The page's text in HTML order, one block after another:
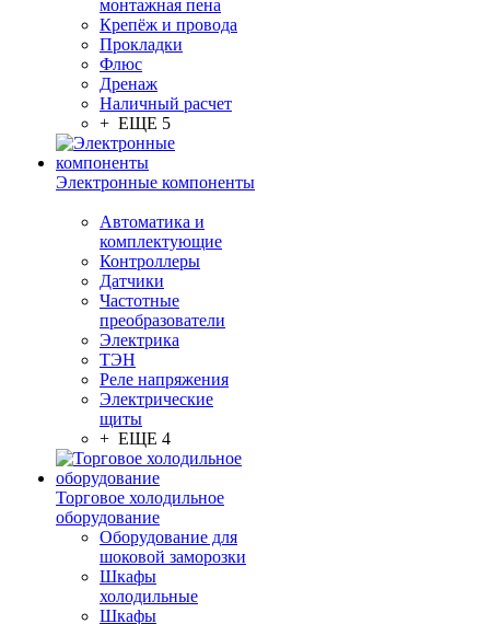
монтажная пена
Крепёж и провода
Прокладки
Флюс
Дренаж
Наличный расчет
+ ЕЩЕ 5
Электронные компоненты
Автоматика и
комплектующие
Контроллеры
Датчики
Частотные
преобразователи
Электрика
ТЭН
Реле напряжения
Электрические
щиты
+ ЕЩЕ 4
Торговое холодильное
оборудование
Оборудование для
шоковой заморозки
Шкафы
холодильные
Шкафы